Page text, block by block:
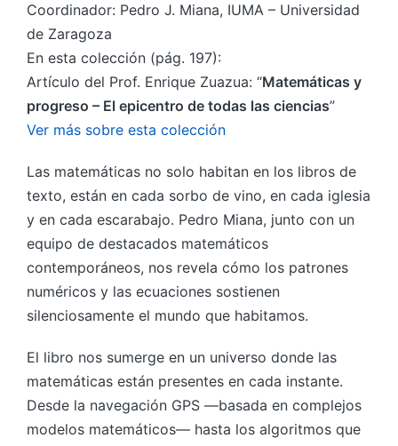
Coordinador: Pedro J. Miana, IUMA – Universidad
de Zaragoza
En esta colección (pág. 197):
Artículo del Prof. Enrique Zuazua: “Matemáticas y
progreso – El epicentro de todas las ciencias”
Ver más sobre esta colección
Las matemáticas no solo habitan en los libros de
texto, están en cada sorbo de vino, en cada iglesia
y en cada escarabajo. Pedro Miana, junto con un
equipo de destacados matemáticos
contemporáneos, nos revela cómo los patrones
numéricos y las ecuaciones sostienen
silenciosamente el mundo que habitamos.
El libro nos sumerge en un universo donde las
matemáticas están presentes en cada instante.
Desde la navegación GPS —basada en complejos
modelos matemáticos— hasta los algoritmos que